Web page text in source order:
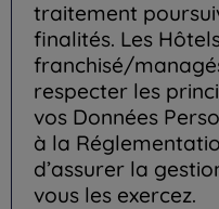
traitement
finalités. Les
franchisé/
respecter les
vos Données
à la
d’assurer la
vous les exercez.